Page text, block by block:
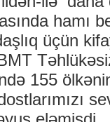
hamı
üçün
155